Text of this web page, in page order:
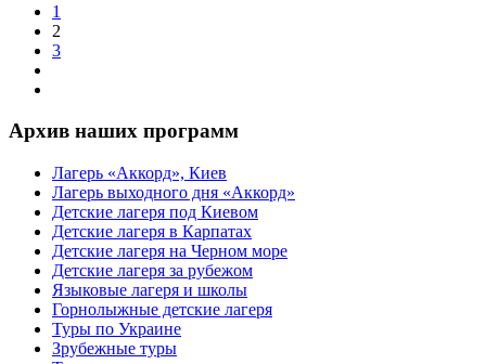
1
2
3
Архив наших программ
Лагерь «Аккорд», Киев
Лагерь выходного дня «Аккорд»
Детские лагеря под Киевом
Детские лагеря в Карпатах
Детские лагеря на Черном море
Детские лагеря за рубежом
Языковые лагеря и школы
Горнолыжные детские лагеря
Туры по Украине
Зрубежные туры